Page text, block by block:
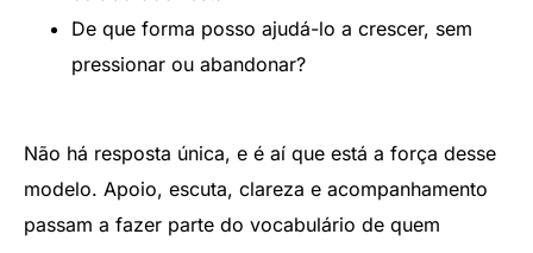
De que forma posso ajudá-lo a crescer, sem
pressionar ou abandonar?
Não há resposta única, e é aí que está a força desse
modelo. Apoio, escuta, clareza e acompanhamento
passam a fazer parte do vocabulário de quem